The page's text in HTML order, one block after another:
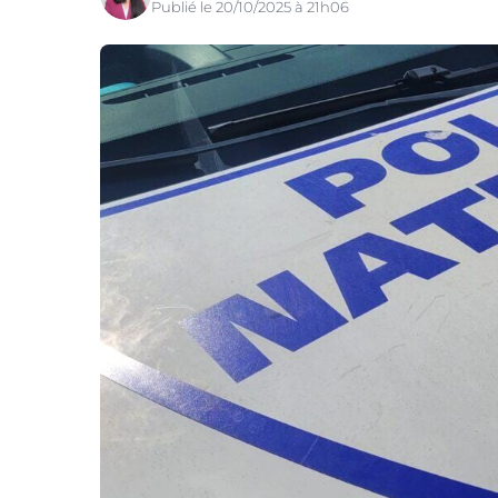
Publié le 20/10/2025 à 21h06